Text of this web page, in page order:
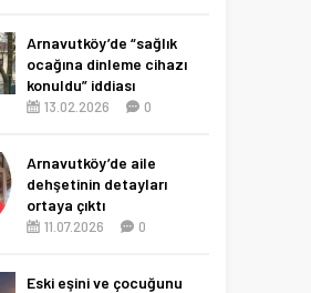
Arnavutköy’de “sağlık
ocağına dinleme cihazı
konuldu” iddiası
13.02.2026 0
Arnavutköy’de aile
dehşetinin detayları
ortaya çıktı
11.07.2026 0
Eski eşini ve çocuğunu